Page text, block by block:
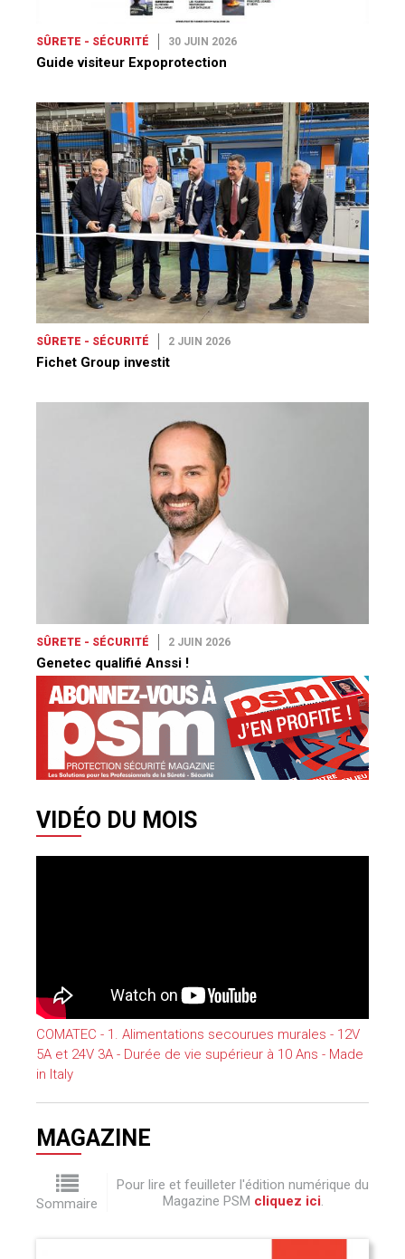
SÛRETE - SÉCURITÉ 30 JUIN 2026
Guide visiteur Expoprotection
SÛRETE - SÉCURITÉ 2 JUIN 2026
Fichet Group investit
SÛRETE - SÉCURITÉ 2 JUIN 2026
Genetec qualifié Anssi !
VIDÉO DU MOIS
COMATEC - 1. Alimentations secourues murales - 12V
5A et 24V 3A - Durée de vie supérieur à 10 Ans - Made
in Italy
MAGAZINE
Sommaire
Pour lire et feuilleter l'édition numérique du
Magazine PSM cliquez ici.